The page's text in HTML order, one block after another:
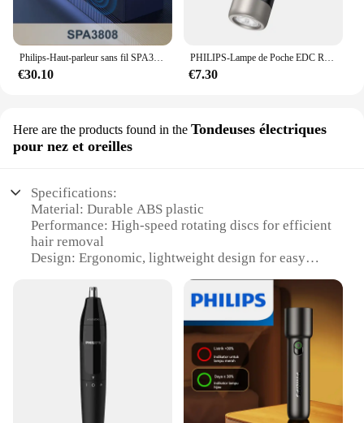
Philips-Haut-parleur sans fil SPA3808, Bluetooth, HiFi, Stéréo, Portable, Connexion filaire de bureau, Haut-parleur d'ordinateur en bois, Original
€30.10
PHILIPS-Lampe de Poche EDC Rechargeable, Mini EDC, Porte-clés, Camping, Randonnée, Autodéfense, Torche
€7.30
Here are the products found in the Tondeuses électriques
pour nez et oreilles
Specifications:
Material: Durable ABS plastic
Performance: High-speed rotating discs for efficient
hair removal
Design: Ergonomic, lightweight design for easy
Usage: Ideal for nose and ear hair trimming
Type: Compact, portable epilator
Category: Personal grooming tools
|Wholesale|Vendors|
**Precision and Comfort**
The Philips BRE225 00 Epilator is a must-have